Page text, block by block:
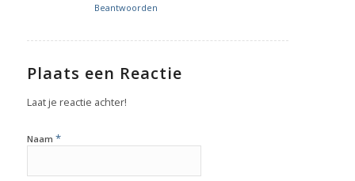
Beantwoorden
Plaats een Reactie
Laat je reactie achter!
Naam *